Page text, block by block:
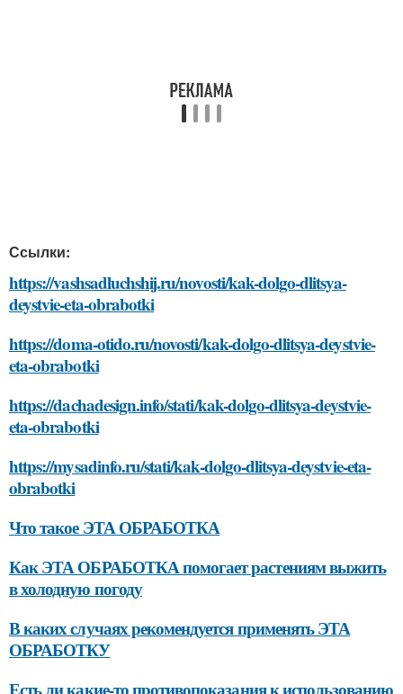
Ссылки:
https://vashsadluchshij.ru/novosti/kak-dolgo-dlitsya-
deystvie-eta-obrabotki
https://doma-otido.ru/novosti/kak-dolgo-dlitsya-deystvie-
eta-obrabotki
https://dachadesign.info/stati/kak-dolgo-dlitsya-deystvie-
eta-obrabotki
https://mysadinfo.ru/stati/kak-dolgo-dlitsya-deystvie-eta-
obrabotki
Что такое ЭТА ОБРАБОТКА
Как ЭТА ОБРАБОТКА помогает растениям выжить
в холодную погоду
В каких случаях рекомендуется применять ЭТА
ОБРАБОТКУ
Есть ли какие-то противопоказания к использованию